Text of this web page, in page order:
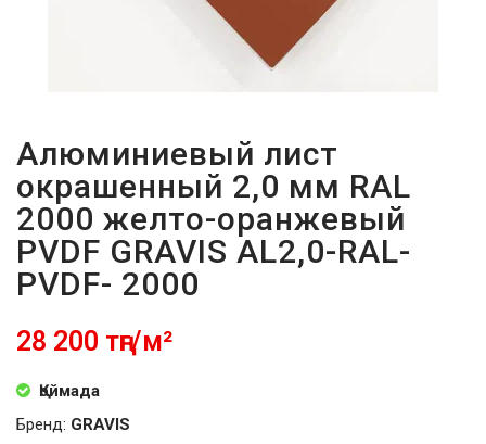
Алюминиевый лист
окрашенный 2,0 мм RAL
2000 желто-оранжевый
PVDF GRAVIS AL2,0-RAL-
PVDF- 2000
28 200 тңг/м²
Қоймада
Бренд: GRAVIS